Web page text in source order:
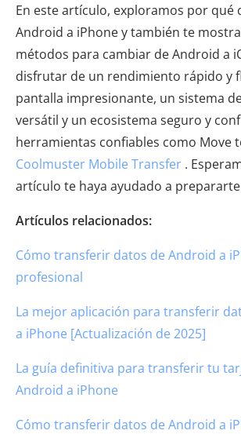
En este artículo, exploramos por qué
Android a iPhone y también te
métodos para cambiar de Android a
disfrutar de un rendimiento rápido y
pantalla impresionante, un sistema
versátil y un ecosistema seguro y
herramientas confiables como Move
Coolmuster Mobile Transfer .
artículo te haya ayudado a
Artículos relacionados:
Cómo transferir datos de Android a
profesional
La mejor aplicación para transferir
a iPhone [Actualización de 2025]
La guía definitiva para transferir tu
Android a iPhone
Cómo transferir datos de Android a